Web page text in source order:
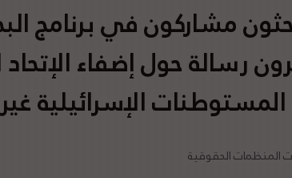
مشاركون في برنامج
رسالة حول إضفاء
الإسرائيلية
المنظمات الحقوقية